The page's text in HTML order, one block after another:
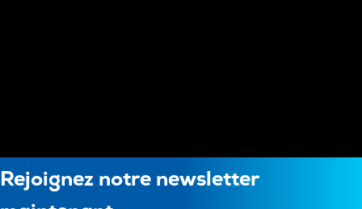
Rejoignez notre newsletter